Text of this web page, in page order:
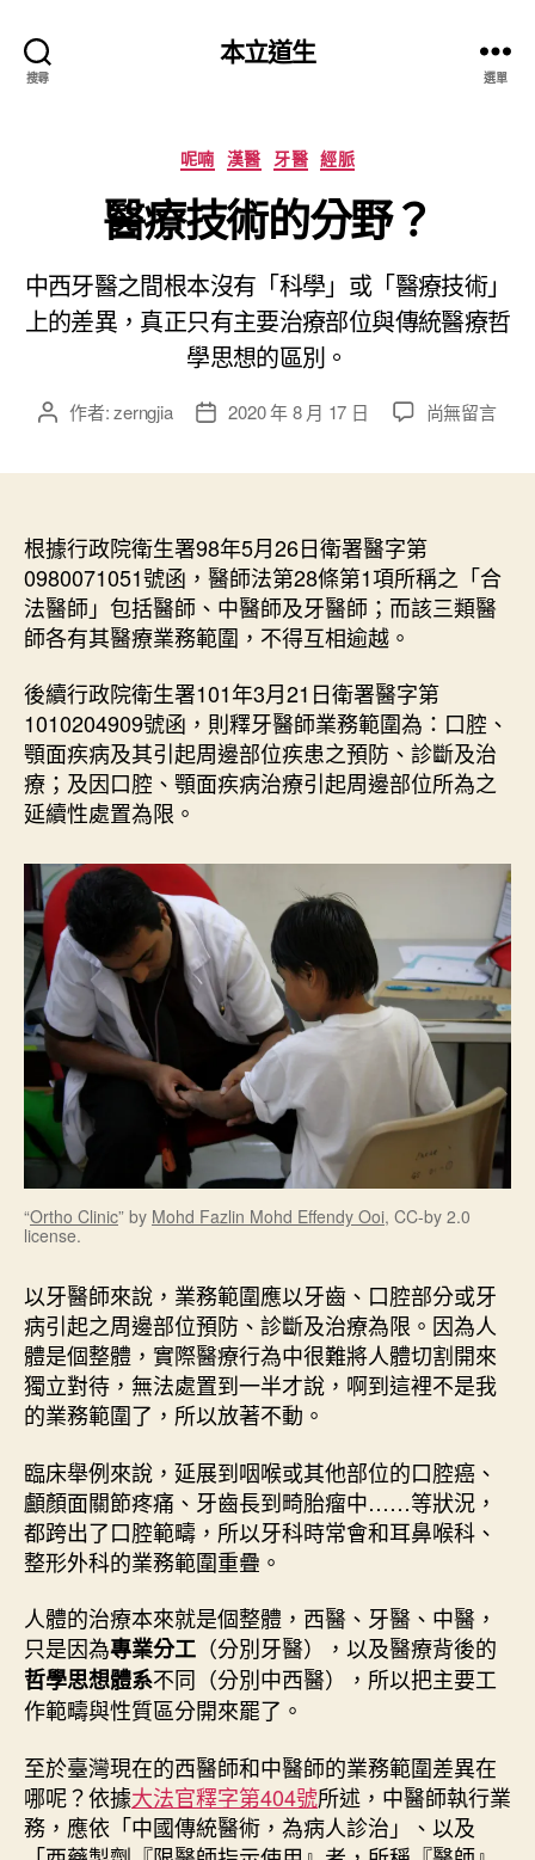
搜尋
本立道生
選單
分
類
呢喃 漢醫 牙醫 經脈
醫療技術的分野？
中西牙醫之間根本沒有「科學」或「醫療技術」
上的差異，真正只有主要治療部位與傳統醫療哲
學思想的區別。
文 作者:zerngjia
文
期
2020 年 8 月 17 日
在
術
的
分
野
中
尚無留言
根據行政院衛生署98年5月26日衛署醫字第
0980071051號函，醫師法第28條第1項所稱之「合
法醫師」包括醫師、中醫師及牙醫師；而該三類醫
師各有其醫療業務範圍，不得互相逾越。
後續行政院衛生署101年3月21日衛署醫字第
1010204909號函，則釋牙醫師業務範圍為：口腔、
顎面疾病及其引起周邊部位疾患之預防、診斷及治
療；及因口腔、顎面疾病治療引起周邊部位所為之
延續性處置為限。
“Ortho Clinic” by Mohd Fazlin Mohd Effendy Ooi, CC-by 2.0
license.
以牙醫師來說，業務範圍應以牙齒、口腔部分或牙
病引起之周邊部位預防、診斷及治療為限。因為人
體是個整體，實際醫療行為中很難將人體切割開來
獨立對待，無法處置到一半才說，啊到這裡不是我
的業務範圍了，所以放著不動。
臨床舉例來說，延展到咽喉或其他部位的口腔癌、
顱顏面關節疼痛、牙齒長到畸胎瘤中……等狀況，
都跨出了口腔範疇，所以牙科時常會和耳鼻喉科、
整形外科的業務範圍重疊。
人體的治療本來就是個整體，西醫、牙醫、中醫，
只是因為專業分工 （分別牙醫），以及醫療背後的
哲學思想體系不同（分別中西醫），所以把主要工
作範疇與性質區分開來罷了。
至於臺灣現在的西醫師和中醫師的業務範圍差異在
哪呢？依據大法官釋字第404號所述，中醫師執行業
務，應依「中國傳統醫術，為病人診治」、以及